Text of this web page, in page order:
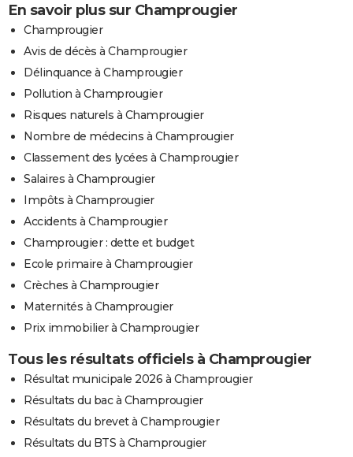
En savoir plus sur Champrougier
Champrougier
Avis de décès à Champrougier
Délinquance à Champrougier
Pollution à Champrougier
Risques naturels à Champrougier
Nombre de médecins à Champrougier
Classement des lycées à Champrougier
Salaires à Champrougier
Impôts à Champrougier
Accidents à Champrougier
Champrougier : dette et budget
Ecole primaire à Champrougier
Crèches à Champrougier
Maternités à Champrougier
Prix immobilier à Champrougier
Tous les résultats officiels à Champrougier
Résultat municipale 2026 à Champrougier
Résultats du bac à Champrougier
Résultats du brevet à Champrougier
Résultats du BTS à Champrougier